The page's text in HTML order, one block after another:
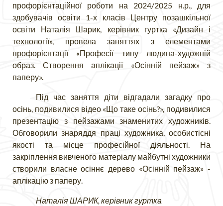
профорієнтаційної роботи на 2024/2025 н.р., для
здобувачів освіти 1-х класів Центру позашкільної
освіти Наталія Шарик, керівник гуртка «Дизайн і
технології», провела заняттях з елементами
профорієнтації «Професії типу людина-художній
образ. Створення аплікації «Осінній пейзаж» з
паперу».
Під час заняття діти відгадали загадку про
осінь, подивилися відео «Що таке осінь?», подивилися
презентацію з пейзажами знаменитих художників.
Обговорили знаряддя праці художника, особистісні
якості та місце професійної діяльності. На
закріплення вивченого матеріалу майбутні художники
створили власне осіннє дерево «Осінній пейзаж» -
аплікацію з паперу.
Наталія ШАРИК, керівник гуртка